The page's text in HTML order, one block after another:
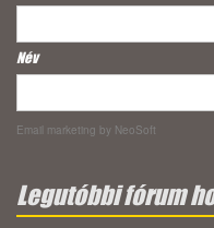
Név
Email marketing by NeoSoft
Legutóbbi fórum